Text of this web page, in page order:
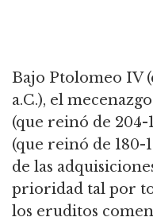
Bajo Ptolomeo IV
a.C.), el
(que reinó de 204-
(que reinó de 180-
de las
prioridad tal por
los eruditos